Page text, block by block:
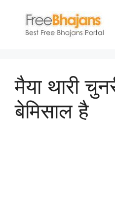
content
मैया थारी
बेमिसाल है